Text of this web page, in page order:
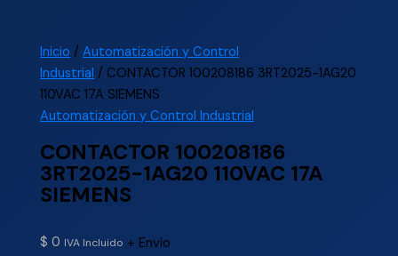
Inicio /Automatización y Control
Industrial / CONTACTOR 100208186 3RT2025-1AG20
110VAC 17A SIEMENS
Automatización y Control Industrial
CONTACTOR 100208186
3RT2025-1AG20 110VAC 17A
SIEMENS
$ 0 IVA Incluido + Envío